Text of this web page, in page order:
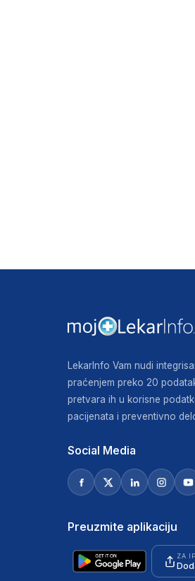
LekarInfo Vam nudi
praćenjem preko 20
pretvara ih u korisne
pacijenata i preventivno
Social Media
Preuzmite aplikaciju
ZA